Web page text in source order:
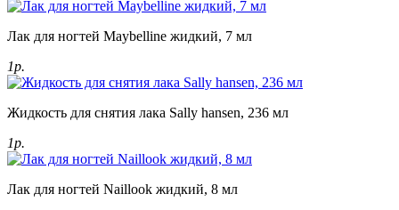
Лак для ногтей Maybelline жидкий, 7 мл
1р.
Жидкость для снятия лака Sally hansen, 236 мл
1р.
Лак для ногтей Naillook жидкий, 8 мл